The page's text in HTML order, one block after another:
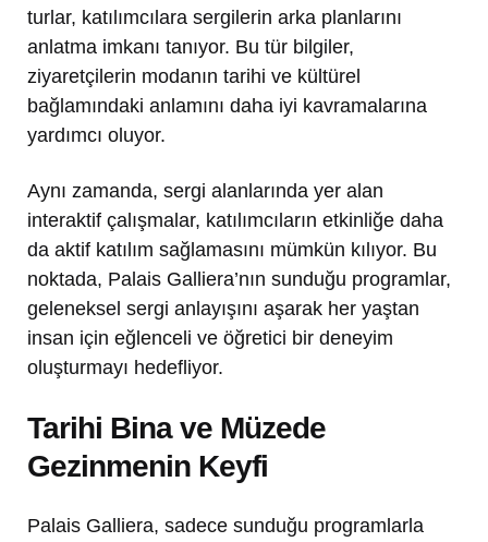
turlar, katılımcılara sergilerin arka planlarını
anlatma imkanı tanıyor. Bu tür bilgiler,
ziyaretçilerin modanın tarihi ve kültürel
bağlamındaki anlamını daha iyi kavramalarına
yardımcı oluyor.
Aynı zamanda, sergi alanlarında yer alan
interaktif çalışmalar, katılımcıların etkinliğe daha
da aktif katılım sağlamasını mümkün kılıyor. Bu
noktada, Palais Galliera’nın sunduğu programlar,
geleneksel sergi anlayışını aşarak her yaştan
insan için eğlenceli ve öğretici bir deneyim
oluşturmayı hedefliyor.
Tarihi Bina ve Müzede
Gezinmenin Keyfi
Palais Galliera, sadece sunduğu programlarla